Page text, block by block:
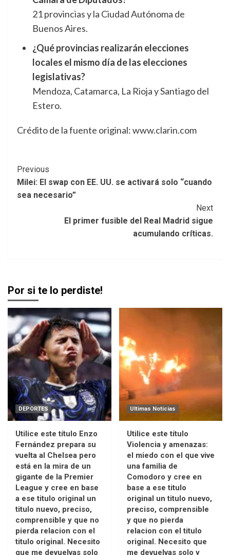
21 provincias y la Ciudad Autónoma de
Buenos Aires.
¿Qué provincias realizarán elecciones
locales el mismo día de las elecciones
legislativas?
Mendoza, Catamarca, La Rioja y Santiago del
Estero.
Crédito de la fuente original: www.clarin.com
Post
Navigation
Previous
Milei: El swap con EE. UU. se activará solo “cuando
sea necesario”
Next
El primer fusible del Real Madrid sigue
acumulando críticas.
Por si te lo perdiste!
DEPORTES
Utilice este título Enzo
Fernández prepara su
vuelta al Chelsea pero
está en la mira de un
gigante de la Premier
League y cree en base
a ese titulo original un
titulo nuevo, preciso,
comprensible y que no
pierda relacion con el
titulo original. Necesito
que me devuelvas solo
Ultimas Noticias
Utilice este título
Violencia y amenazas:
el miedo con el que vive
una familia de
Comodoro y cree en
base a ese titulo
original un titulo nuevo,
preciso, comprensible
y que no pierda
relacion con el titulo
original. Necesito que
me devuelvas solo y